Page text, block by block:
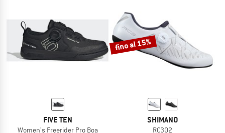
FIVE TEN
Women's Freerider Pro Boa
fino al 15%
SHIMANO
RC302